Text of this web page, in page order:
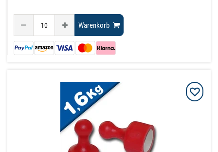
Warenkorb